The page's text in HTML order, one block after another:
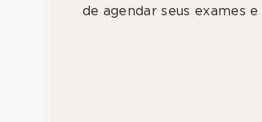
de agendar seus exames